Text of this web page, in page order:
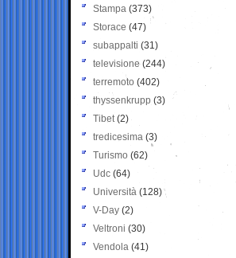
Stampa (373)
Storace (47)
subappalti (31)
televisione(244)
terremoto (402)
thyssenkrupp (3)
Tibet(2)
tredicesima (3)
Turismo (62)
Udc (64)
Università (128)
V-Day (2)
Veltroni (30)
Vendola (41)